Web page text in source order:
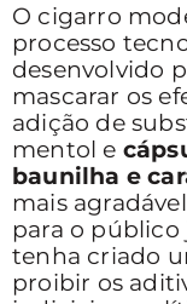
O cigarro
processo
desenvolvido
mascarar os
adição de
mentol e
baunilha e
mais
para o
tenha criado
proibir os